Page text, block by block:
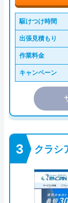
駆けつけ時間
出張見積もり
作業料金
キャンペーン
クラシ